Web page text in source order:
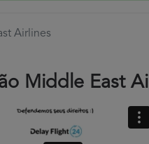
Airlines
Middle East